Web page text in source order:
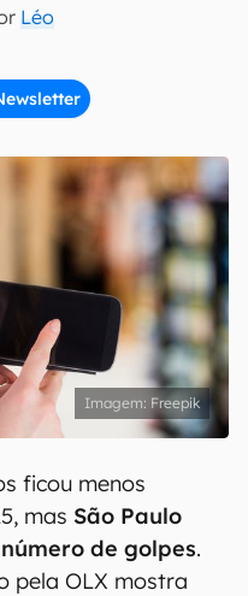
Léo
se
com os Termos de
Canaltech.
Freepik
ficou menos
mas São Paulo
de golpes.
pela OLX mostra